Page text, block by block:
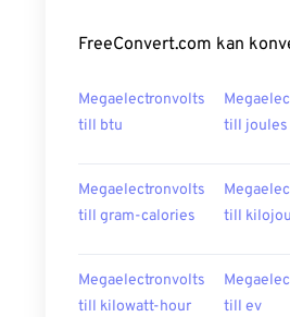
FreeConvert.com kan
Megaelectronvolts
till btu
till joules
Megaelectronvolts
till gram-calories
till
Megaelectronvolts
till kilowatt-hour
till ev